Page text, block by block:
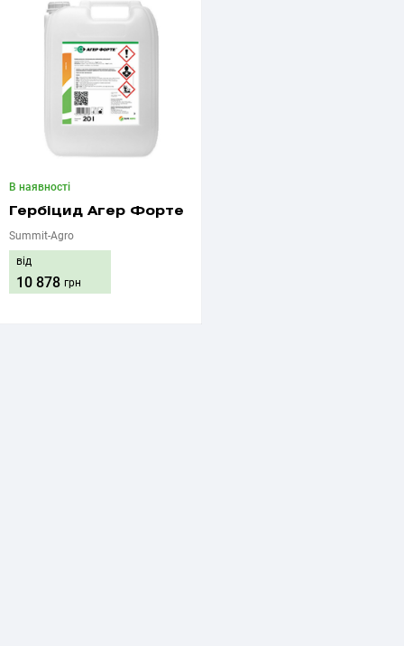
В наявності
Гербіцид Агер Форте
Summit-Agro
від
10 878 грн